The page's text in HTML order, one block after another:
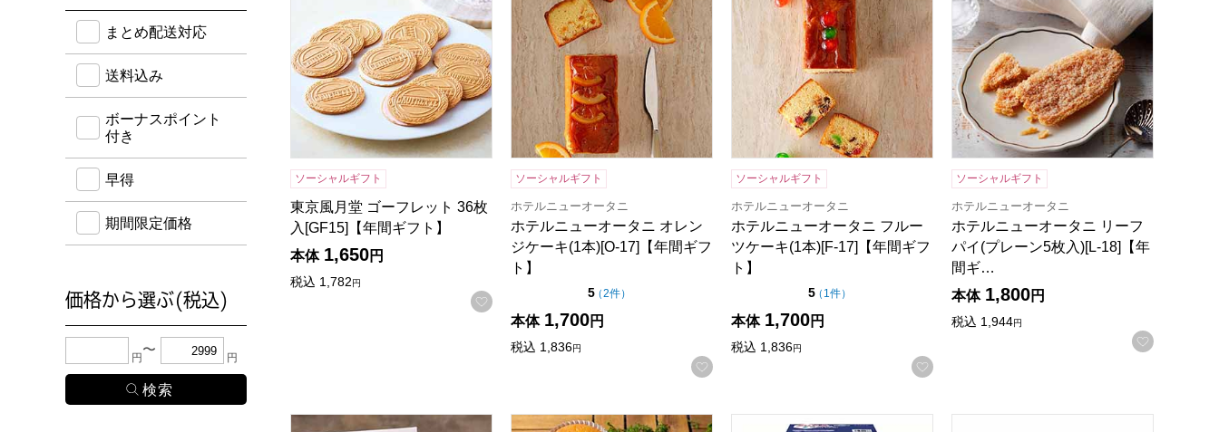
ソーシャルギフト
東京風月堂 ゴーフレット 36枚
入[GF15]【年間ギフト】
本体 1,650円
税込 1,782円
お気に入りに登録する
ソーシャルギフト
ホテルニューオータニ
ホテルニューオータニ オレン
ジケーキ(1本)[O-17]【年間ギフ
ト】
5点（5点満点中）
（2件の評価
）
本体 1,700円
税込 1,836円
お気に入りに登録する
ソーシャルギフト
ホテルニューオータニ
ホテルニューオータニ フルー
ツケーキ(1本)[F-17]【年間ギフ
ト】
5点（5点満点中）
（ 1件の評価
）
本体 1,700円
税込 1,836円
お気に入りに登録する
ソーシャルギフト
ホテルニューオータニ
ホテルニューオータニ リーフ
パイ(プレーン5枚入)[L-18]【年
間ギ…
本体 1,800円
税込 1,944円
お気に入
ホテルニューオータニ マロンバウムクーヘン6個入り(プレーン、ココア各3個)[MBK-18]【年間ギフト】
森の庭 焼き菓子アソート フラワーリース 10個入[MRM-02A]【年間ギフト】
ギフト工房 抗菌除菌・アリエール＆ジョイセット[SAJ-20X]【年間ギフト】
送料込み・ボーナスポイント付き・早得・期間限定商品から絞り込むことができます。
まとめ配送対応
送料込み
ボーナスポイント
付き
早得
期間限定価格
価格から選ぶ(税込)
下限金額・上限金額のどちらか１つまたは両方に、検索したい金額を入力してください。
円 円